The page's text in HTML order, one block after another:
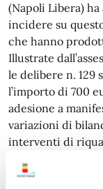
(Napoli Libera)
incidere su
che hanno
Illustrate
le delibere n. 129
l’importo di 700
adesione a
variazioni di
interventi di
la n. 151 di
per il